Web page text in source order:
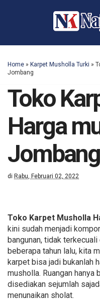
Home » Karpet Musholla Turki »
Jombang
Toko
Harga
Jombang
di Rabu, Februari 02, 2022
Toko Karpet Musholla
kini sudah menjadi
bangunan, tidak
beberapa tahun lalu, kita
karpet bisa jadi bukanlah
musholla. Ruangan hanya
disediakan sejumlah
menunaikan sholat.